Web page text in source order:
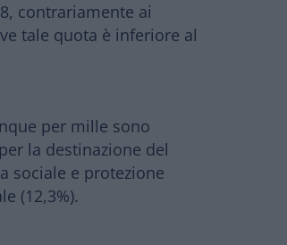
contrariamente ai
tale quota è inferiore al
per mille sono
la destinazione del
sociale e protezione
(12,3%).